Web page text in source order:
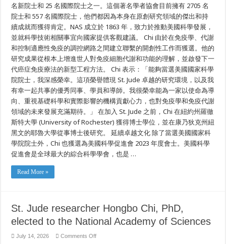
科
學
院
院
士
名新院士和 25 名國際院士之一。這個著名學者協會目前擁有 2705 名
院士和 557 名國際院士，他們都因為本身在原創研究領域的傑出和持
續成就而獲得肯定。NAS 成立於 1863 年，致力於推動美國科學發展，
並就科學技術相關事宜向國家提供客觀建議。 Chi 由於在免疫學、代謝
和控制適應性免疫的調控網路之間建立聯繫的開創性工作而獲選。他的
研究成果從根本上增進世人對免疫細胞代謝和功能的理解，並啟發下一
代癌症免疫療法的新型工程方法。 Chi 表示：「能夠當選美國國家科學
院院士，我深感榮幸。這項榮譽體現 St. Jude 卓越的研究環境，以及我
有幸一起共事的優秀同事、學員和導師。我很榮幸能為一家以使命為導
向、重視基礎科學和實際影響的機構貢獻心力，也對免疫學和免疫代謝
領域的未來發展充滿期待。」 在加入 St. Jude 之前，Chi 在紐約州羅徹
斯特大學 (University of Rochester) 獲得博士學位，並在康乃狄克州紐
黑文的耶魯大學從事博士後研究。 延續卓越文化 除了當選美國國家科
學院院士外，Chi 也獲選為美國科學促進會 2023 年度會士。美國科學
促進會是全球最大的綜合科學學會，也是 …
Read More »
St. Jude researcher Hongbo Chi, PhD,
elected to the National Academy of Sciences
July 14, 2026 Comments Offon